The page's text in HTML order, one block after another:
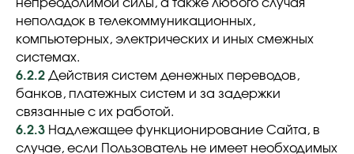
непреодолимой силы, а также любого случая
неполадок в телекоммуникационных,
компьютерных, электрических и иных смежных
системах.
6.2.2 Действия систем денежных переводов,
банков, платежных систем и за задержки
связанные с их работой.
6.2.3 Надлежащее функционирование Сайта, в
случае, если Пользователь не имеет необходимых